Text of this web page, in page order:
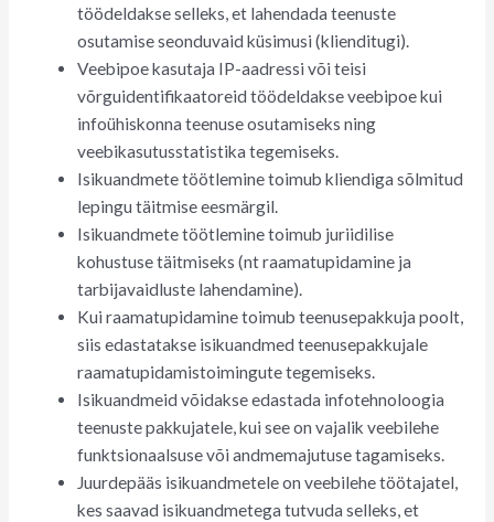
töödeldakse selleks, et lahendada teenuste
osutamise seonduvaid küsimusi (klienditugi).
Veebipoe kasutaja IP-aadressi või teisi
võrguidentifikaatoreid töödeldakse veebipoe kui
infoühiskonna teenuse osutamiseks ning
veebikasutusstatistika tegemiseks.
Isikuandmete töötlemine toimub kliendiga sõlmitud
lepingu täitmise eesmärgil.
Isikuandmete töötlemine toimub juriidilise
kohustuse täitmiseks (nt raamatupidamine ja
tarbijavaidluste lahendamine).
Kui raamatupidamine toimub teenusepakkuja poolt,
siis edastatakse isikuandmed teenusepakkujale
raamatupidamistoimingute tegemiseks.
Isikuandmeid võidakse edastada infotehnoloogia
teenuste pakkujatele, kui see on vajalik veebilehe
funktsionaalsuse või andmemajutuse tagamiseks.
Juurdepääs isikuandmetele on veebilehe töötajatel,
kes saavad isikuandmetega tutvuda selleks, et